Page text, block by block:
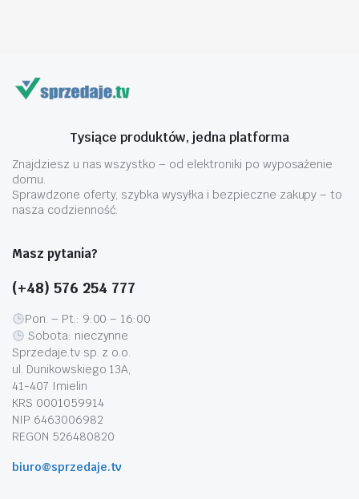
Tysiące produktów, jedna platforma
Znajdziesz u nas wszystko – od elektroniki po wyposażenie
domu.
Sprawdzone oferty, szybka wysyłka i bezpieczne zakupy – to
nasza codzienność.
Masz pytania?
(+48) 576 254 777
Pon. – Pt.: 9:00 – 16:00
Sobota: nieczynne
Sprzedaje.tv sp. z o.o.
ul. Dunikowskiego 13A,
41-407 Imielin
KRS 0001059914
NIP 6463006982
REGON 526480820
biuro@sprzedaje.tv